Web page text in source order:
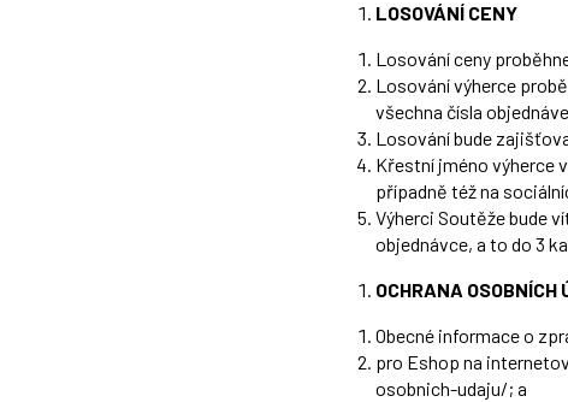
LOSOVÁNÍ CENY
Losování ceny
Losování výherce
všechna čísla
Losování bude
Křestní jméno výherce
případně též na
Výherci Soutěže bude
objednávce, a to do 3
OCHRANA OSOBNÍCH
Obecné informace o
pro Eshop na
osobnich-udaju/; a